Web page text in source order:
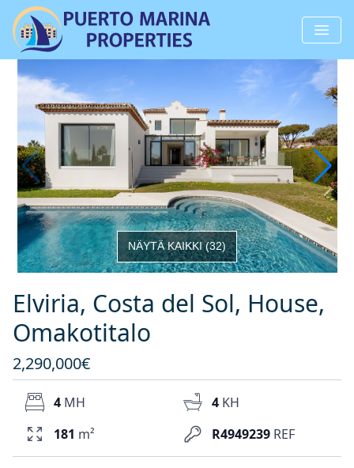
NÄYTÄ KAIKKI(32)
Elviria, Costa del Sol, House,
Omakotitalo
2,290,000€
R4949239 REF
4 MH 4 KH
181 m²